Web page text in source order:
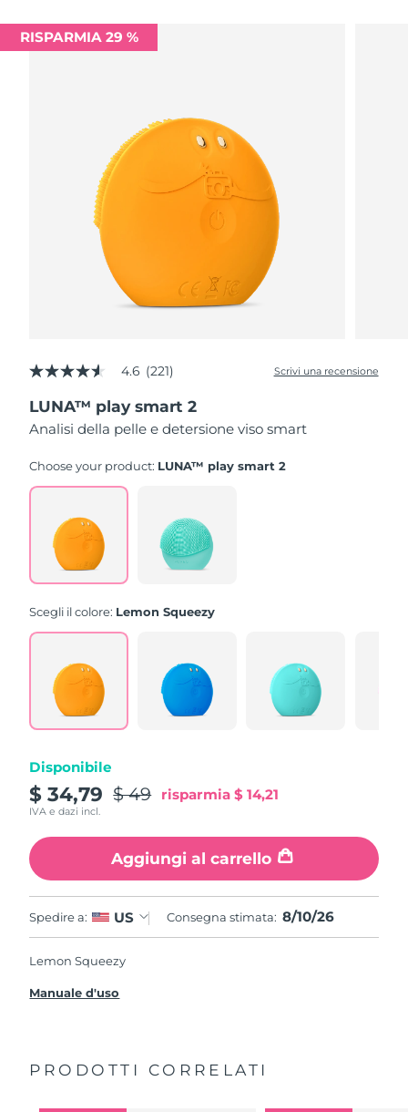
RISPARMIA 29 %
4.6
su
5
,
di
medio.
Reviews.
Stesso
alla
4.6 (221) Scrivi una recensione
LUNA™ play smart 2
Analisi della pelle e detersione viso smart
Choose your product: LUNA™ play smart 2
Scegli il colore: Lemon Squeezy
Disponibile
$ 34,79 $ 49 risparmia $ 14,21
IVA e dazi incl.
Aggiungi al carrello
Spedire a: US Consegna stimata: 8/10/26
Lemon Squeezy
Manuale d'uso
PRODOTTI CORRELATI